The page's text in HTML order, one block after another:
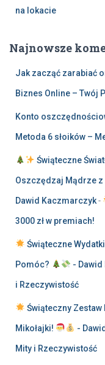
na lokacie
Najnowsze
Jak zacząć zarabiać
Biznes Online – Twój
Konto
Metoda 6 słoików –
Świąteczne
Oszczędzaj Mądrze
Dawid Kaczmarczyk-
3000 zł w premiach!
Świąteczne
Pomóc? -
i Rzeczywistość
Świąteczny
Mikołajki! -
Mity i Rzeczywistość